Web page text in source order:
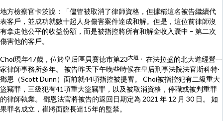
地方檢察官卡茨說：「儘管被取消了律師資格，但據稱這名被告繼續代
表客戶，並成功就數十起人身傷害案件達成和解。但是，這位前律師沒
有拿走他公平的收益份額，而是被指控將所有和解金收入囊中 – 第二次
傷害他的客戶。
Choi現年47歲，位於皇后區貝賽德市第23大道，
在法拉盛的北大道經營一
家律師事務所多年。 被告昨天下午晚些時候在皇后刑事法院法官斯科特·
鄧恩（Scott Dunn）面前就44項指控被提審。 Choi被指控犯有二級重大
盜竊罪，三級犯有41項重大盜竊罪，以及被取消資格，停職或被判重罪
的律師執業。 鄧恩法官將被告的返回日期定為 2021 年 12 月 30 日。 如
果罪名成立，崔將面臨長達15年的監禁。